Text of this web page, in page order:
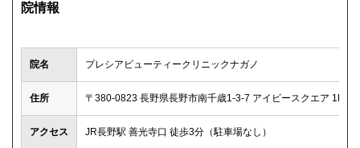
院情報
院名 プレシアビューティークリニックナガノ
住所 〒380-0823 長野県長野市南千歳1-3-7 アイビースクエア 1F-1
アクセス JR長野駅 善光寺口 徒歩3分（駐車場なし）